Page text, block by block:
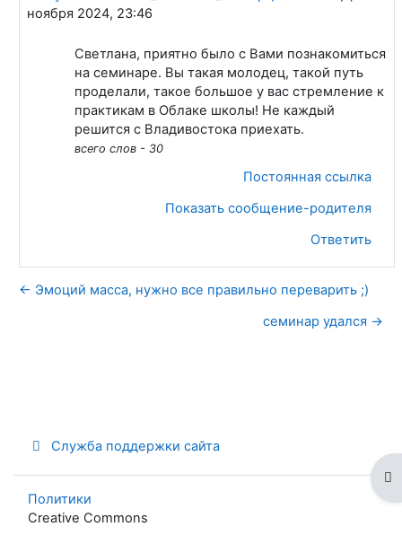
ноября 2024, 23:46
Светлана, приятно было с Вами познакомиться
на семинаре. Вы такая молодец, такой путь
проделали, такое большое у вас стремление к
практикам в Облаке школы! Не каждый
решится с Владивостока приехать.
всего слов - 30
Постоянная ссылка
Показать сообщение-родителя
Ответить
← Эмоций масса, нужно все правильно переварить ;)
семинар удался →
Служба поддержки сайта
Политики
Creative Commons